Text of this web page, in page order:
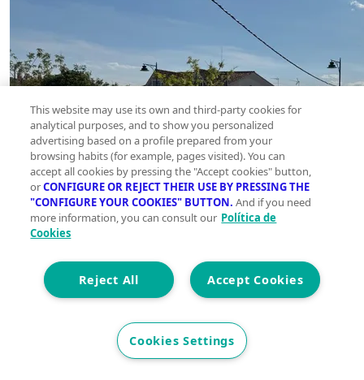
This website may use its own and third-party cookies for
analytical purposes, and to show you personalized
advertising based on a profile prepared from your
browsing habits (for example, pages visited). You can
accept all cookies by pressing the "Accept cookies" button,
orCONFIGURE OR REJECT THEIR USE BY PRESSING THE
"CONFIGURE YOUR COOKIES" BUTTON. And if you need
more information, you can consult our Política de
Cookies
Accept Cookies
Reject All
Cookies Settings